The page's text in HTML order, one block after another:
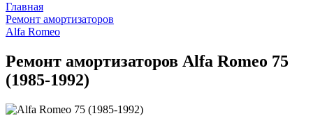
Главная
Ремонт амортизаторов
Alfa Romeo
Ремонт амортизаторов Alfa Romeo 75
(1985-1992)